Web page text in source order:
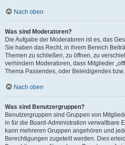
Nach oben
Was sind Moderatoren?
Die Aufgabe der Moderatoren ist es, das
Sie haben das Recht, in ihrem Bereich
Themen zu schließen, zu öffnen, zu
verhindern Moderatoren, dass Mitglieder
Thema Passendes, oder Beleidigendes
Nach oben
Was sind Benutzergruppen?
Benutzergruppen sind Gruppen von
in für die Board-Administration verwaltbare
kann mehreren Gruppen angehören und
Berechtigungen zugeteilt werden. Dies